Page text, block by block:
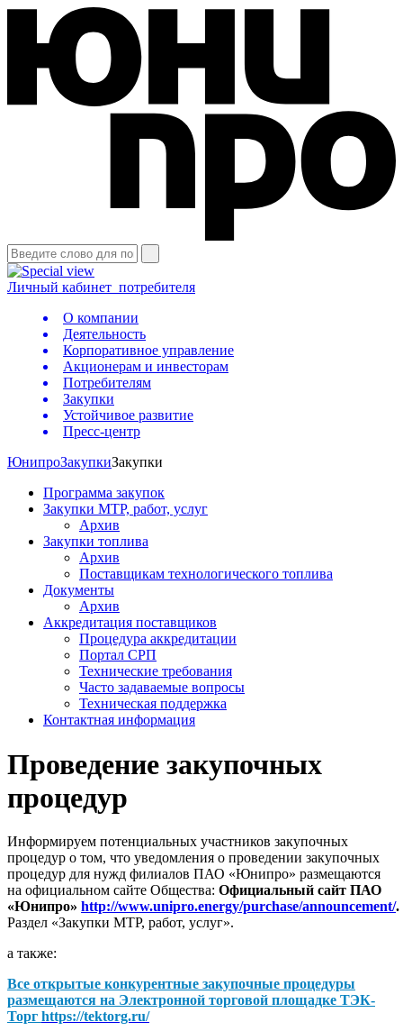
Личный кабинет потребителя
О компании
Деятельность
Корпоративное управление
Акционерам и инвесторам
Потребителям
Закупки
Устойчивое развитие
Пресс-центр
ЮнипроЗакупкиЗакупки
Программа закупок
Закупки МТР, работ, услуг
Архив
Закупки топлива
Архив
Поставщикам технологического топлива
Документы
Архив
Аккредитация поставщиков
Процедура аккредитации
Портал СРП
Технические требования
Часто задаваемые вопросы
Техническая поддержка
Контактная информация
Проведение закупочных
процедур
Информируем потенциальных участников закупочных
процедур о том, что уведомления о проведении закупочных
процедур для нужд филиалов ПАО «Юнипро» размещаются
на официальном сайте Общества: Официальный сайт ПАО
«Юнипро» http://www.unipro.energy/purchase/announcement/.
Раздел «Закупки МТР, работ, услуг».
а также:
Все открытые конкурентные закупочные процедуры
размещаются на Электронной торговой площадке ТЭК-
Торг https://tektorg.ru/